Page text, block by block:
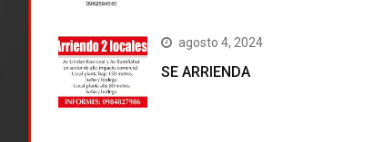
agosto 4, 2024
SE ARRIENDA